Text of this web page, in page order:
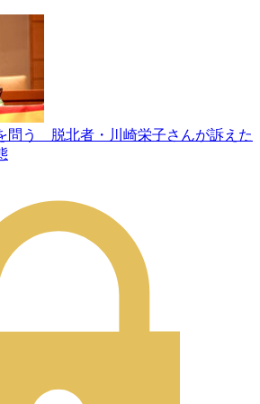
問う 脱北者・川崎栄子さんが訴えた